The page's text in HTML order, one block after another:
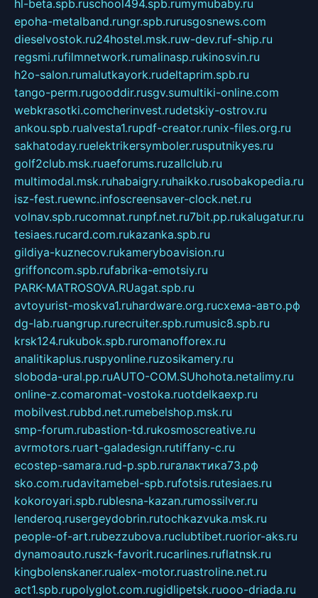
hl-beta.spb.ruschool494.spb.rumymubaby.ru
epoha-metalband.rungr.spb.rurusgosnews.com
dieselvostok.ru24hostel.msk.ruw-dev.ruf-ship.ru
regsmi.rufilmnetwork.rumalinasp.rukinosvin.ru
h2o-salon.rumalutkayork.rudeltaprim.spb.ru
tango-perm.rugooddir.rusgv.sumultiki-online.com
webkrasotki.comcherinvest.rudetskiy-ostrov.ru
ankou.spb.rualvesta1.rupdf-creator.runix-files.org.ru
sakhatoday.ruelektrikersymboler.rusputnikyes.ru
golf2club.msk.ruaeforums.ruzallclub.ru
multimodal.msk.ruhabaigry.ruhaikko.rusobakopedia.ru
isz-fest.ruewnc.infoscreensaver-clock.net.ru
volnav.spb.rucomnat.runpf.net.ru7bit.pp.rukalugatur.ru
tesiaes.rucard.com.rukazanka.spb.ru
gildiya-kuznecov.rukameryboavision.ru
griffoncom.spb.rufabrika-emotsiy.ru
PARK-MATROSOVA.RUagat.spb.ru
avtoyurist-moskva1.ruhardware.org.ruсхема-авто.рф
dg-lab.ruangrup.rurecruiter.spb.rumusic8.spb.ru
krsk124.rukubok.spb.ruromanofforex.ru
analitikaplus.ruspyonline.ruzosikamery.ru
sloboda-ural.pp.ruAUTO-COM.SUhohota.netalimy.ru
online-z.comaromat-vostoka.ruotdelkaexp.ru
mobilvest.rubbd.net.rumebelshop.msk.ru
smp-forum.rubastion-td.rukosmoscreative.ru
avrmotors.ruart-galadesign.rutiffany-c.ru
ecostep-samara.rud-p.spb.ruгалактика73.рф
sko.com.rudavitamebel-spb.rufotsis.rutesiaes.ru
kokoroyari.spb.rublesna-kazan.rumossilver.ru
lenderoq.rusergeydobrin.rutochkazvuka.msk.ru
people-of-art.rubezzubova.ruclubtibet.ruorior-aks.ru
dynamoauto.ruszk-favorit.rucarlines.ruflatnsk.ru
kingbolenskaner.rualex-motor.ruastroline.net.ru
act1.spb.rupolyglot.com.rugidlipetsk.ruooo-driada.ru